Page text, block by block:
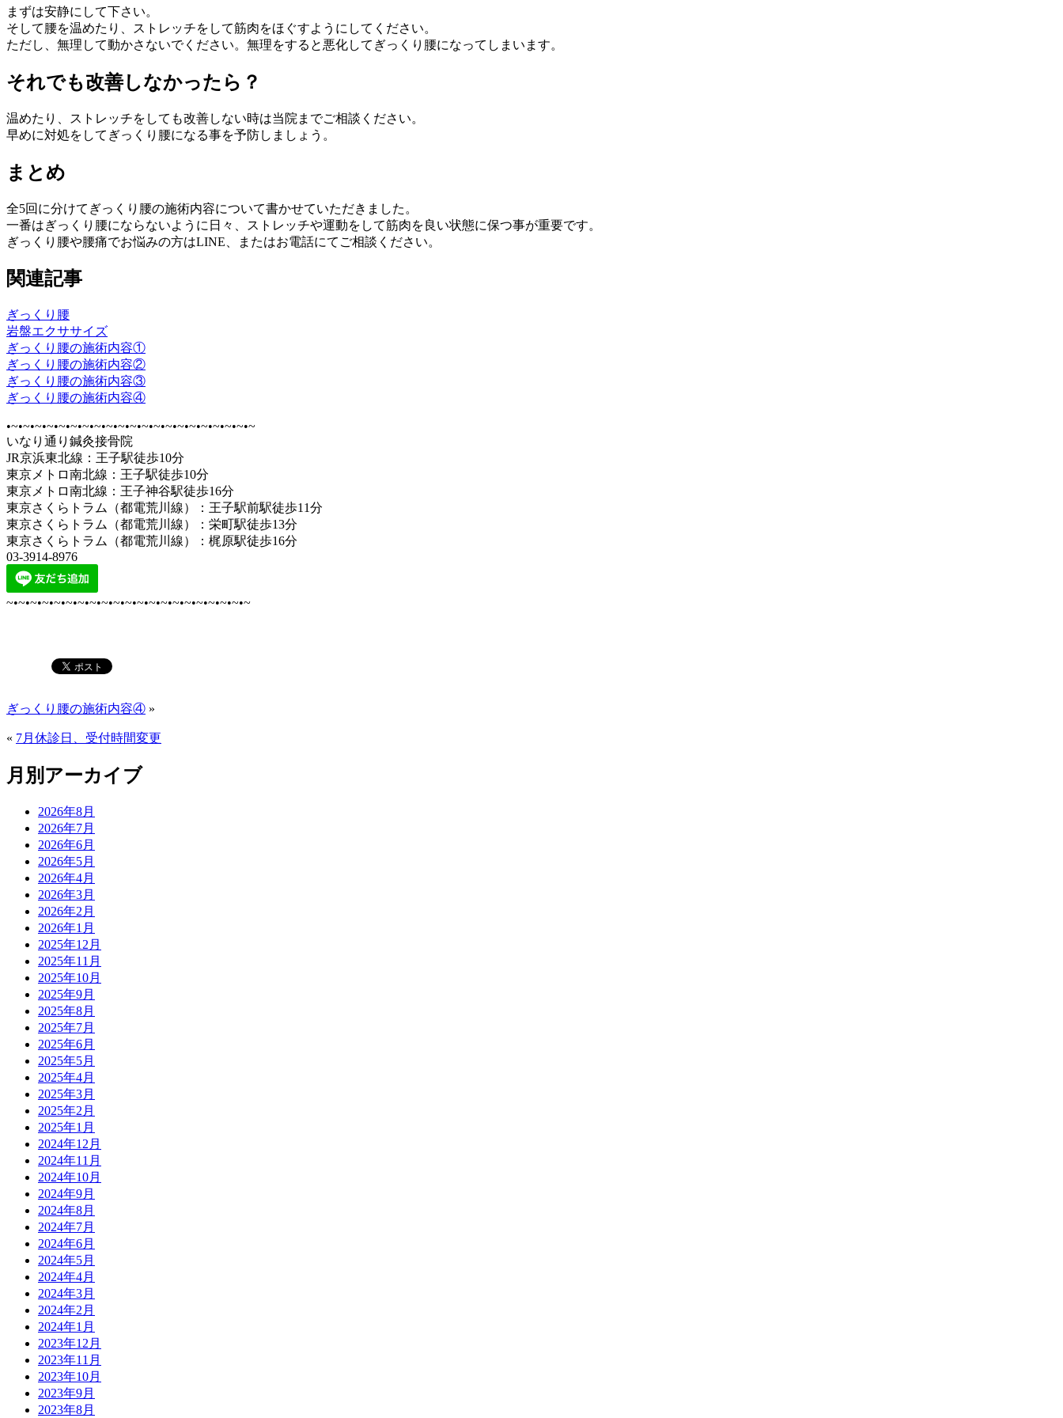
まずは安静にして下さい。
そして腰を温めたり、ストレッチをして筋肉をほぐすようにしてください。
ただし、無理して動かさないでください。無理をすると悪化してぎっくり腰になってしまいます。
それでも改善しなかったら？
温めたり、ストレッチをしても改善しない時は当院までご相談ください。
早めに対処をしてぎっくり腰になる事を予防しましょう。
まとめ
全5回に分けてぎっくり腰の施術内容について書かせていただきました。
一番はぎっくり腰にならないように日々、ストレッチや運動をして筋肉を良い状態に保つ事が重要です。
ぎっくり腰や腰痛でお悩みの方はLINE、またはお電話にてご相談ください。
関連記事
ぎっくり腰
岩盤エクササイズ
ぎっくり腰の施術内容①
ぎっくり腰の施術内容②
ぎっくり腰の施術内容③
ぎっくり腰の施術内容④
•~•~•~•~•~•~•~•~•~•~•~•~•~•~•~•~•~•~•~•~•~
いなり通り鍼灸接骨院
JR京浜東北線：王子駅徒歩10分
東京メトロ南北線：王子駅徒歩10分
東京メトロ南北線：王子神谷駅徒歩16分
東京さくらトラム（都電荒川線）：王子駅前駅徒歩11分
東京さくらトラム（都電荒川線）：栄町駅徒歩13分
東京さくらトラム（都電荒川線）：梶原駅徒歩16分
03-3914-8976
~•~•~•~•~•~•~•~•~•~•~•~•~•~•~•~•~•~•~•~•~
ぎっくり腰の施術内容④ »
« 7月休診日、受付時間変更
月別アーカイブ
2026年8月
2026年7月
2026年6月
2026年5月
2026年4月
2026年3月
2026年2月
2026年1月
2025年12月
2025年11月
2025年10月
2025年9月
2025年8月
2025年7月
2025年6月
2025年5月
2025年4月
2025年3月
2025年2月
2025年1月
2024年12月
2024年11月
2024年10月
2024年9月
2024年8月
2024年7月
2024年6月
2024年5月
2024年4月
2024年3月
2024年2月
2024年1月
2023年12月
2023年11月
2023年10月
2023年9月
2023年8月